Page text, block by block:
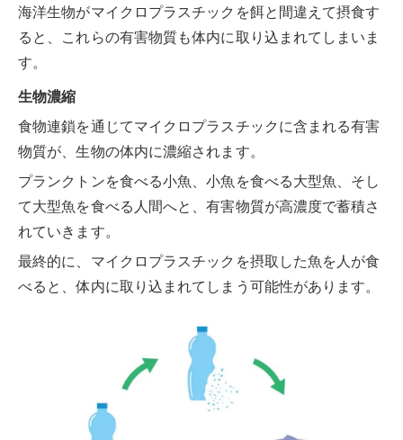
海洋生物がマイクロプラスチックを餌と間違えて摂食す
ると、これらの有害物質も体内に取り込まれてしまいま
す。
生物濃縮
食物連鎖を通じてマイクロプラスチックに含まれる有害
物質が、生物の体内に濃縮されます。
プランクトンを食べる小魚、小魚を食べる大型魚、そし
て大型魚を食べる人間へと、有害物質が高濃度で蓄積さ
れていきます。
最終的に、マイクロプラスチックを摂取した魚を人が食
べると、体内に取り込まれてしまう可能性があります。